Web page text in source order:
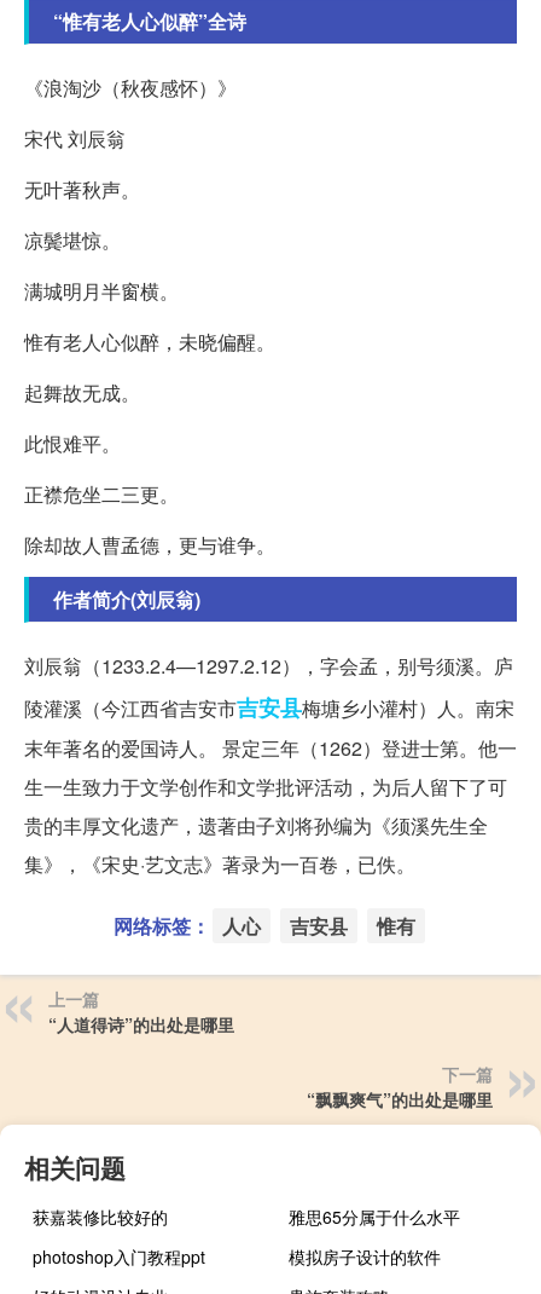
“惟有老人心似醉”全诗
《浪淘沙（秋夜感怀）》
宋代 刘辰翁
无叶著秋声。
凉鬓堪惊。
满城明月半窗横。
惟有老人心似醉，未晓偏醒。
起舞故无成。
此恨难平。
正襟危坐二三更。
除却故人曹孟德，更与谁争。
作者简介(刘辰翁)
刘辰翁（1233.2.4—1297.2.12），字会孟，别号须溪。庐
陵灌溪（今江西省吉安市吉安县梅塘乡小灌村）人。南宋
末年著名的爱国诗人。 景定三年（1262）登进士第。他一
生一生致力于文学创作和文学批评活动，为后人留下了可
贵的丰厚文化遗产，遗著由子刘将孙编为《须溪先生全
集》，《宋史·艺文志》著录为一百卷，已佚。
网络标签： 人心 吉安县 惟有
上一篇
“人道得诗”的出处是哪里
下一篇
“飘飘爽气”的出处是哪里
相关问题
获嘉装修比较好的
雅思65分属于什么水平
photoshop入门教程ppt
模拟房子设计的软件